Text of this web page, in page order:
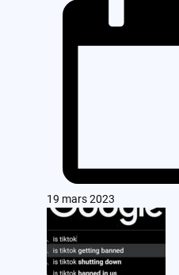
19 mars 2023